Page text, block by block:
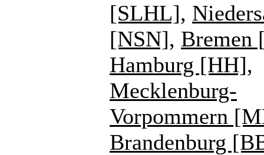
[SLHL],
[NSN], Bremen
Hamburg [HH],
Mecklenburg-
Vorpommern
Brandenburg